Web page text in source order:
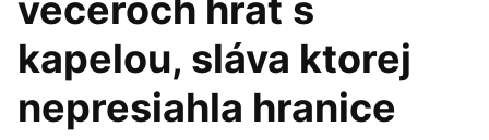
večeroch hrať s
kapelou, sláva ktorej
nepresiahla hranice